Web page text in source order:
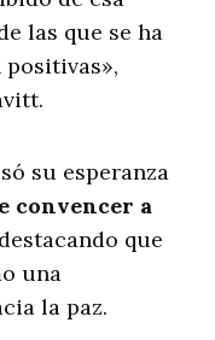
las que se ha
su esperanza
convencer a
que
una
la paz.